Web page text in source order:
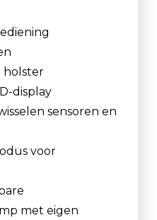
holster
display
sensoren en
voor
met eigen